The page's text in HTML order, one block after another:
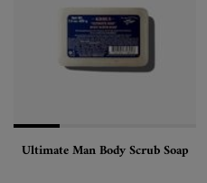
Ultimate Man Body Scrub Soap